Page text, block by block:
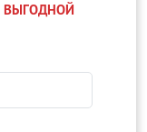
ВЫГОДНОЙ